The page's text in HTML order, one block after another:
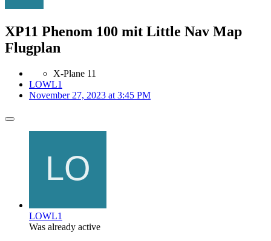
XP11 Phenom 100 mit Little Nav Map
Flugplan
X-Plane 11
LOWL1
November 27, 2023 at 3:45 PM
LOWL1
Was already active